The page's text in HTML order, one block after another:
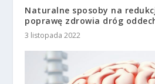
Naturalne sposoby na
poprawę zdrowia dróg
3 listopada 2022